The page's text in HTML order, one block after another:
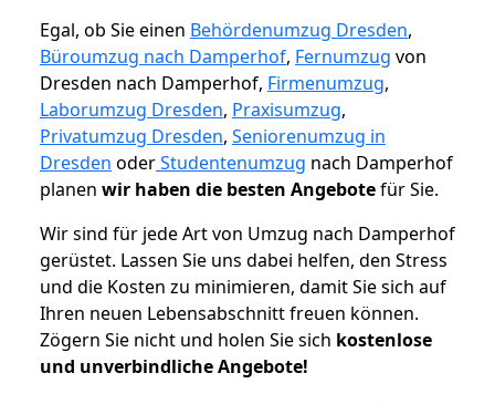
Egal, ob Sie einen Behördenumzug Dresden,
Büroumzug nach Damperhof, Fernumzug von
Dresden nach Damperhof, Firmenumzug,
Laborumzug Dresden, Praxisumzug,
Privatumzug Dresden, Seniorenumzug in
Dresden oderStudentenumzug nach Damperhof
planen wir haben die besten Angebotefür Sie.
Wir sind für jede Art von Umzug nach Damperhof
gerüstet. Lassen Sie uns dabei helfen, den Stress
und die Kosten zu minimieren, damit Sie sich auf
Ihren neuen Lebensabschnitt freuen können.
Zögern Sie nicht und holen Sie sich kostenlose
und unverbindliche Angebote!